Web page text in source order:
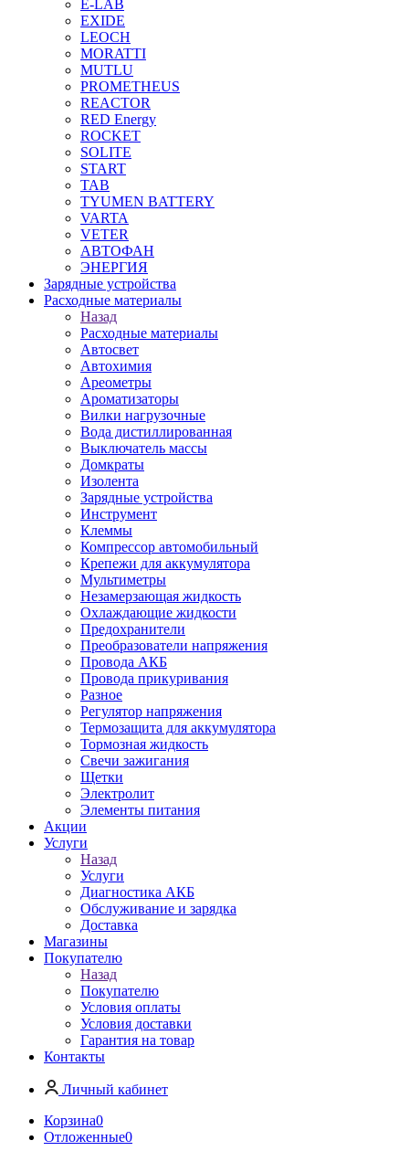
E-LAB
EXIDE
LEOCH
MORATTI
MUTLU
PROMETHEUS
REACTOR
RED Energy
ROCKET
SOLITE
START
TAB
TYUMEN BATTERY
VARTA
VETER
АВТОФАН
ЭНЕРГИЯ
Зарядные устройства
Расходные материалы
Назад
Расходные материалы
Автосвет
Автохимия
Ареометры
Ароматизаторы
Вилки нагрузочные
Вода дистиллированная
Выключатель массы
Домкраты
Изолента
Зарядные устройства
Инструмент
Клеммы
Компрессор автомобильный
Крепежи для аккумулятора
Мультиметры
Незамерзающая жидкость
Охлаждающие жидкости
Предохранители
Преобразователи напряжения
Провода АКБ
Провода прикуривания
Разное
Регулятор напряжения
Термозащита для аккумулятора
Тормозная жидкость
Свечи зажигания
Щетки
Электролит
Элементы питания
Акции
Услуги
Назад
Услуги
Диагностика АКБ
Обслуживание и зарядка
Доставка
Магазины
Покупателю
Назад
Покупателю
Условия оплаты
Условия доставки
Гарантия на товар
Контакты
Личный кабинет
Корзина0
Отложенные0